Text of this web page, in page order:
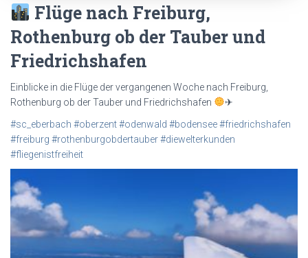
Flüge nach Freiburg,
Rothenburg ob der Tauber und
Friedrichshafen
Einblicke in die Flüge der vergangenen Woche nach Freiburg,
Rothenburg ob der Tauber und Friedrichshafen
✈
#sc_eberbach #oberzent#odenwald #bodensee#friedrichshafen
#freiburg #rothenburgobdertauber#diewelterkunden
#fliegenistfreiheit